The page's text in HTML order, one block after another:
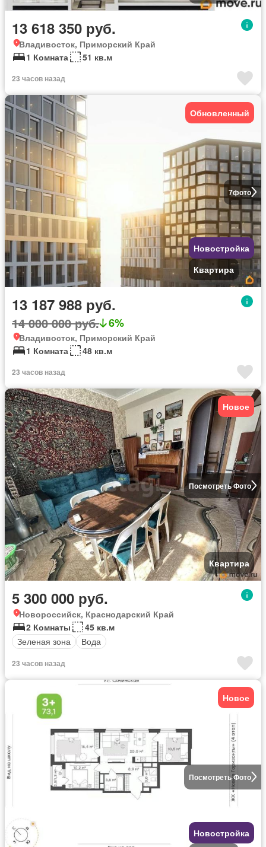
13 618 350 руб.
Владивосток, Приморский Край
1 Комната
51 кв.м
23 часов назад
7фото
Обновленный
Новостройка
Квартира
13 187 988 руб.
14 000 000 руб. 6%
Владивосток, Приморский Край
1 Комната
48 кв.м
23 часов назад
Посмотреть Фото
Новое
Квартира
5 300 000 руб.
Новороссийск, Краснодарский Край
2 Комнаты
45 кв.м
Зеленая зона
Вода
23 часов назад
Посмотреть Фото
Новое
Новостройка